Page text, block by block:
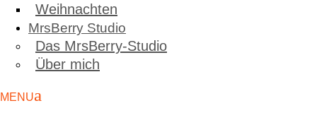
Weihnachten
MrsBerry Studio
Das MrsBerry-Studio
Über mich